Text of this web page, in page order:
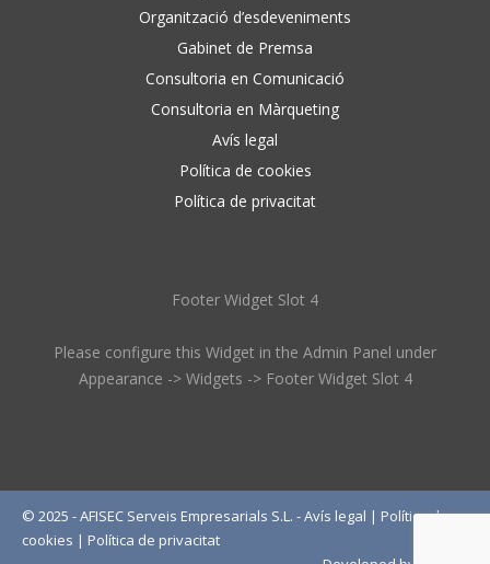
Organització d’esdeveniments
Gabinet de Premsa
Consultoria en Comunicació
Consultoria en Màrqueting
Avís legal
Política de cookies
Política de privacitat
Footer Widget Slot 4
Please configure this Widget in the Admin Panel under
Appearance -> Widgets -> Footer Widget Slot 4
© 2025 - AFISEC Serveis Empresarials S.L. -Avís legal | Política de
cookies | Política de privacitat